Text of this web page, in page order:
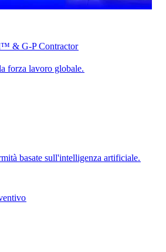
& G-P Contractor​​
forza lavoro globale.​​
basate sull'intelligenza artificiale.​​